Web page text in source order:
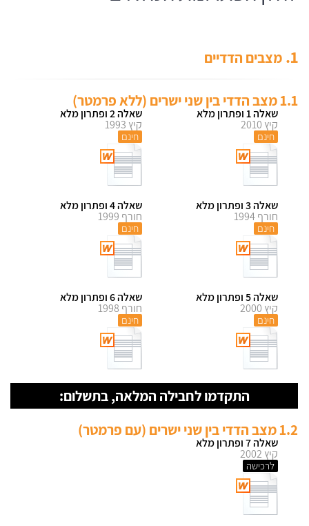
1. מצבים הדדיים
1.1 מצב הדדי בין שני ישרים (ללא פרמטר)
שאלה 1 ופתרון מלא
קיץ 2010
חינם
שאלה 2 ופתרון מלא
קיץ 1993
חינם
שאלה 3 ופתרון מלא
חורף 1994
חינם
שאלה 4 ופתרון מלא
חורף 1999
חינם
שאלה 5 ופתרון מלא
קיץ 2000
חינם
שאלה 6 ופתרון מלא
חורף 1998
חינם
התקדמו לחבילה המלאה, בתשלום:
1.2 מצב הדדי בין שני ישרים (עם פרמטר)
שאלה 7 ופתרון מלא
קיץ 2002
לרכישה